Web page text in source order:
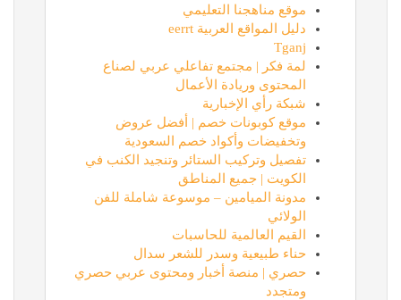
موقع مناهجنا التعليمي
دليل المواقع العربية eerrt
Tganj
لمة فكر | مجتمع تفاعلي عربي لصناع
المحتوى وريادة الأعمال
شبكة رأي الإخبارية
موقع كوبونات خصم | أفضل عروض
وتخفيضات وأكواد خصم السعودية
تفصيل وتركيب الستائر وتنجيد الكنب في
الكويت | جميع المناطق
مدونة الميامين – موسوعة شاملة للفن
الولائي
القيم العالمية للحاسبات
حناء طبيعية وسدر للشعر سدال
حصري | منصة أخبار ومحتوى عربي حصري
ومتجدد